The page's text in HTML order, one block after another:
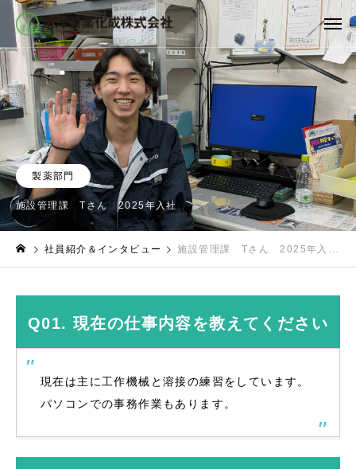
製薬部門
施設管理課 Tさん 2025年入社
社員紹介＆インタビュー 施設管理課 Tさん 2025年入社
Q01. 現在の仕事内容を教えてください
現在は主に工作機械と溶接の練習をしています。
パソコンでの事務作業もあります。